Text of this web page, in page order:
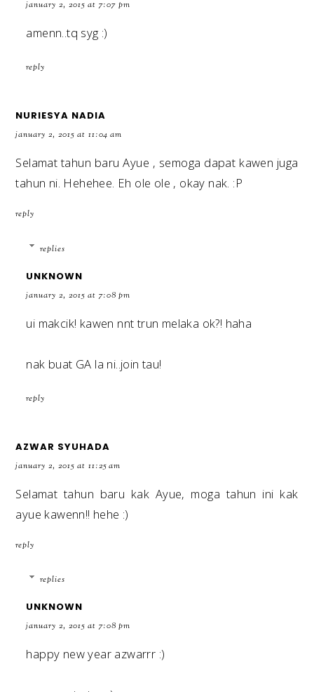
january 2, 2015 at 7:07 pm
amenn..tq syg :)
reply
NURIESYA NADIA
january 2, 2015 at 11:04 am
Selamat tahun baru Ayue , semoga dapat kawen juga
tahun ni. Hehehee. Eh ole ole , okay nak. :P
reply
replies
UNKNOWN
january 2, 2015 at 7:08 pm
ui makcik! kawen nnt trun melaka ok?! haha
nak buat GA la ni..join tau!
reply
AZWAR SYUHADA
january 2, 2015 at 11:25 am
Selamat tahun baru kak Ayue, moga tahun ini kak
ayue kawenn!! hehe :)
reply
replies
UNKNOWN
january 2, 2015 at 7:08 pm
happy new year azwarrr :)